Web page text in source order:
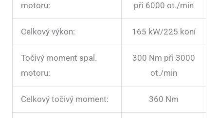
motoru:
při 6000 ot./min
Celkový výkon: 165 kW/225 koní
Točivý moment spal.
motoru:
300 Nm při 3000
ot./min
Celkový točivý moment: 360 Nm